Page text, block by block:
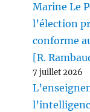
Marine Le
l’élection
conforme
[R.
7 juillet 2026